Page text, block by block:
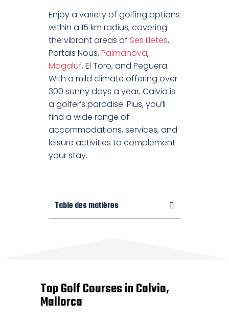
Enjoy a variety of golfing options
within a 15 km radius, covering
the vibrant areas of Ses Illetes,
Portals Nous,Palmanova,
Magaluf, El Toro, and Peguera.
With a mild climate offering over
300 sunny days a year, Calvia is
a golfer’s paradise. Plus, you’ll
find a wide range of
accommodations, services, and
leisure activities to complement
your stay.
Table des matières
Top Golf Courses in Calvia,
Mallorca